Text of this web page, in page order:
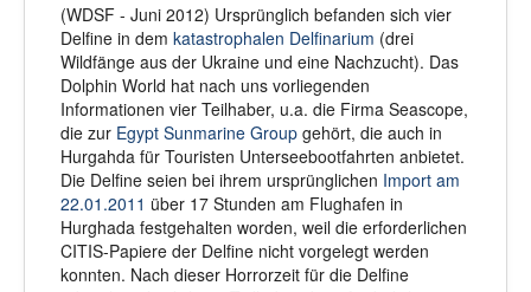
(WDSF - Juni 2012) Ursprünglich befanden sich vier
Delfine in dem katastrophalen Delfinarium (drei
Wildfänge aus der Ukraine und eine Nachzucht). Das
Dolphin World hat nach uns vorliegenden
Informationen vier Teilhaber, u.a. die Firma Seascope,
die zur Egypt Sunmarine Group gehört, die auch in
Hurgahda für Touristen Unterseebootfahrten anbietet.
Die Delfine seien bei ihrem ursprünglichen Import am
22.01.2011 über 17 Stunden am Flughafen in
Hurghada festgehalten worden, weil die erforderlichen
CITIS-Papiere der Delfine nicht vorgelegt werden
konnten. Nach dieser Horrorzeit für die Delfine